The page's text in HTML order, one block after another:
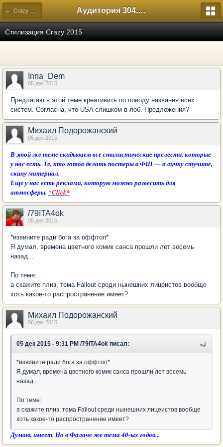
← Crazy Week Аудитория 304. История России
Стилизация Crazy 2015
Inna_Dem
05 дек 2015
Предлагаю в этой теме креативить по поводу названия всех
систем. Согласна, что USA слишком в лоб. Предложения?
Михаил Подорожанский
05 дек 2015
В этой же теме скидываем все стилистические прелести, которые
у нас есть. Те, кто готов делать постеры в ФШ — в личку стучите,
скину материал.
Еще у нас есть реклама, которую можно развесить для
атмосферы. *Click*
/79ITA4ok
05 дек 2015
*извините ради бога за оффтоп*
Я думал, времена цветного комик санса прошли лет восемь
назад...
По теме:
а скажите плиз, тема Fallout среди нынешних лицеистов вообще
хоть какое-то распространение имеет?
Михаил Подорожанский
06 дек 2015
05 дек 2015 - 9:31 PM /79ITA4ok писал:
*извините ради бога за оффтоп*
Я думал, времена цветного комик санса прошли лет восемь
назад...
По теме:
а скажите плиз, тема Fallout среди нынешних лицеистов вообще
хоть какое-то распространение имеет?
Думаю, имеет. Но в Фалаче же тема 40-ых годов...